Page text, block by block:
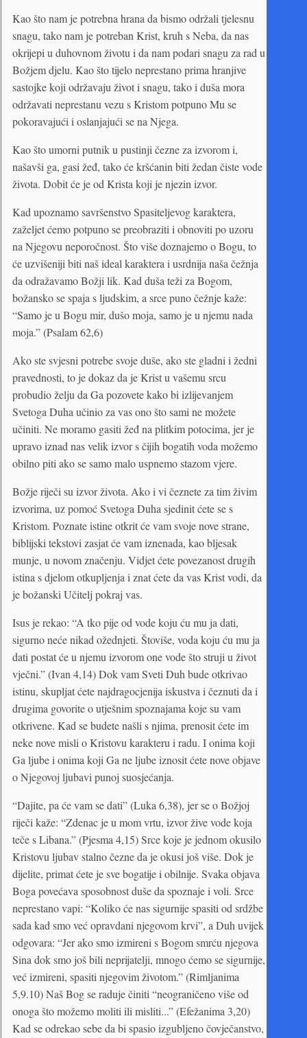
Kao što nam je potrebna hrana da bismo održali tjelesnu
snagu, tako nam je potreban Krist, kruh s Neba, da nas
okrijepi u duhovnom životu i da nam podari snagu za rad u
Božjem djelu. Kao što tijelo neprestano prima hranjive
sastojke koji održavaju život i snagu, tako i duša mora
održavati neprestanu vezu s Kristom potpuno Mu se
pokoravajući i oslanjajući se na Njega.
Kao što umorni putnik u pustinji čezne za izvorom i,
našavši ga, gasi žeđ, tako će kršćanin biti žedan čiste vode
života. Dobit će je od Krista koji je njezin izvor.
Kad upoznamo savršenstvo Spasiteljevog karaktera,
zaželjet ćemo potpuno se preobraziti i obnoviti po uzoru
na Njegovu neporočnost. Što više doznajemo o Bogu, to
će uzvišeniji biti naš ideal karaktera i usrdnija naša čežnja
da odražavamo Božji lik. Kad duša teži za Bogom,
božansko se spaja s ljudskim, a srce puno čežnje kaže:
“Samo je u Bogu mir, dušo moja, samo je u njemu nada
moja.” (Psalam 62,6)
Ako ste svjesni potrebe svoje duše, ako ste gladni i žedni
pravednosti, to je dokaz da je Krist u vašemu srcu
probudio želju da Ga pozovete kako bi izlijevanjem
Svetoga Duha učinio za vas ono što sami ne možete
učiniti. Ne moramo gasiti žeđ na plitkim potocima, jer je
upravo iznad nas velik izvor s čijih bogatih voda možemo
obilno piti ako se samo malo uspnemo stazom vjere.
Božje riječi su izvor života. Ako i vi čeznete za tim živim
izvorima, uz pomoć Svetoga Duha sjedinit ćete se s
Kristom. Poznate istine otkrit će vam svoje nove strane,
biblijski tekstovi zasjat će vam iznenada, kao bljesak
munje, u novom značenju. Vidjet ćete povezanost drugih
istina s djelom otkupljenja i znat ćete da vas Krist vodi, da
je božanski Učitelj pokraj vas.
Isus je rekao: “A tko pije od vode koju ću mu ja dati,
sigurno neće nikad ožednjeti. Štoviše, voda koju ću mu ja
dati postat će u njemu izvorom one vode što struji u život
vječni.” (Ivan 4,14) Dok vam Sveti Duh bude otkrivao
istinu, skupljat ćete najdragocjenija iskustva i čeznuti da i
drugima govorite o utješnim spoznajama koje su vam
otkrivene. Kad se budete našli s njima, prenosit ćete im
neke nove misli o Kristovu karakteru i radu. I onima koji
Ga ljube i onima koji Ga ne ljube iznosit ćete nove objave
o Njegovoj ljubavi punoj suosjećanja.
“Dajite, pa će vam se dati” (Luka 6,38), jer se o Božjoj
riječi kaže: “Zdenac je u mom vrtu, izvor žive vode koja
teče s Libana.” (Pjesma 4,15) Srce koje je jednom okusilo
Kristovu ljubav stalno čezne da je okusi još više. Dok je
dijelite, primat ćete je sve bogatije i obilnije. Svaka objava
Boga povećava sposobnost duše da spoznaje i voli. Srce
neprestano vapi: “Koliko će nas sigurnije spasiti od srdžbe
sada kad smo već opravdani njegovom krvi”, a Duh uvijek
odgovara: “Jer ako smo izmireni s Bogom smrću njegova
Sina dok smo još bili neprijatelji, mnogo ćemo se sigurnije,
već izmireni, spasiti njegovim životom.” (Rimljanima
5,9.10) Naš Bog se raduje činiti “neograničeno više od
onoga što možemo moliti ili misliti...” (Efežanima 3,20)
Kad se odrekao sebe da bi spasio izgubljeno čovječanstvo,